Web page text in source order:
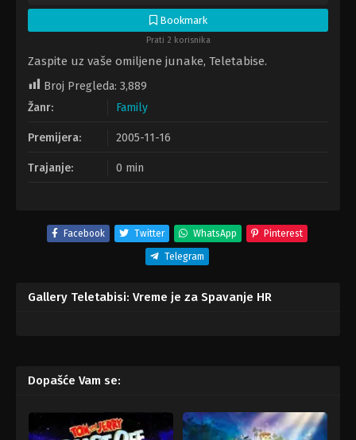
Bookmark
Prati 2 korisnika
Zaspite uz vaše omiljene junake, Teletabise.
Broj Pregleda: 3,889
Žanr:
Family
Premijera: 2005-11-16
Trajanje: 0 min
Facebook Twitter WhatsApp Pinterest
Telegram
Gallery Teletabisi: Vreme je za Spavanje HR
Dopašće Vam se: